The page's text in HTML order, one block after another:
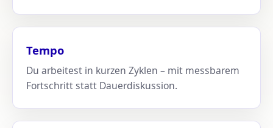
Tempo
Du arbeitest in kurzen Zyklen – mit messbarem
Fortschritt statt Dauerdiskussion.